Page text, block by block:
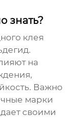
знать?
клея
на
Важно
марки
своими